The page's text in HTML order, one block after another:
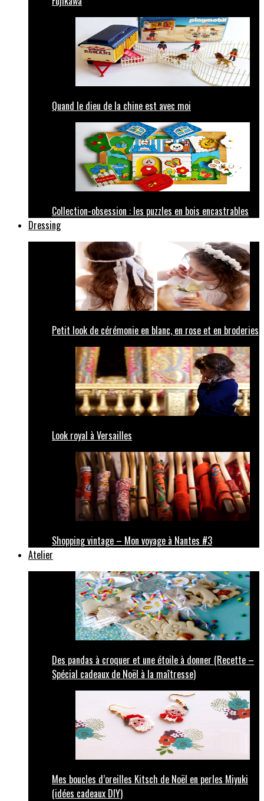
Quand le dieu de la chine est avec moi
Collection-obsession : les puzzles en bois encastrables
Dressing
Petit look de cérémonie en blanc, en rose et en broderies
Look royal à Versailles
Shopping vintage – Mon voyage à Nantes #3
Atelier
Des pandas à croquer et une étoile à donner (Recette –
Spécial cadeaux de Noël à la maîtresse)
Mes boucles d’oreilles Kitsch de Noël en perles Miyuki
(idées cadeaux DIY)